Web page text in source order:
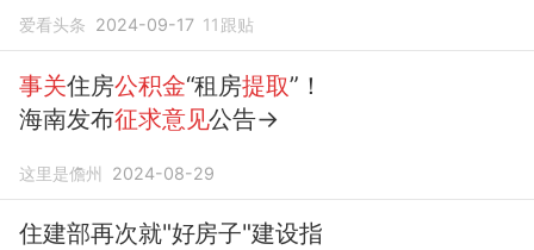
爱看头条 2024-09-17 11 跟贴
事关住房公积金“租房提取”！
海南发布征求意见公告→
这里是儋州 2024-08-29
住建部再次就"好房子"建设指